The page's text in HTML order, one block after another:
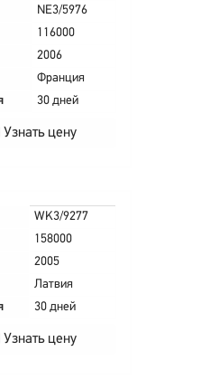
NE3/5976
116000
2006
Франция
30 дней
Узнать цену
WK3/9277
158000
2005
Латвия
30 дней
Узнать цену